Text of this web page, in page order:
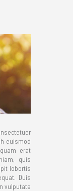
euismod
erat
quis
lobortis
Duis
vulputate